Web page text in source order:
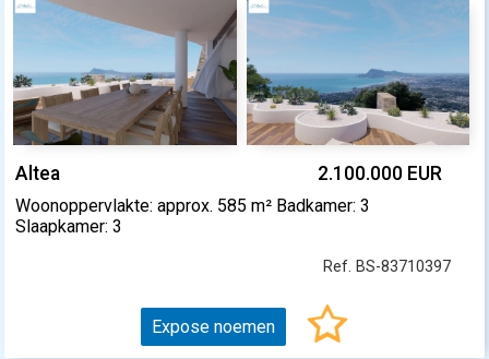
Altea 2.100.000 EUR
Woonoppervlakte: approx. 585 m² Badkamer: 3
Slaapkamer: 3
Ref. BS-83710397
Expose noemen